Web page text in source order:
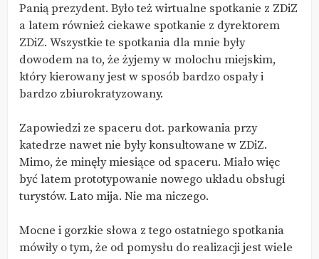
Panią prezydent. Było też wirtualne spotkanie z ZDiZ
a latem również ciekawe spotkanie z dyrektorem
ZDiZ. Wszystkie te spotkania dla mnie były
dowodem na to, że żyjemy w molochu miejskim,
który kierowany jest w sposób bardzo ospały i
bardzo zbiurokratyzowany.
Zapowiedzi ze spaceru dot. parkowania przy
katedrze nawet nie były konsultowane w ZDiZ.
Mimo, że minęły miesiące od spaceru. Miało więc
być latem prototypowanie nowego układu obsługi
turystów. Lato mija. Nie ma niczego.
Mocne i gorzkie słowa z tego ostatniego spotkania
mówiły o tym, że od pomysłu do realizacji jest wiele